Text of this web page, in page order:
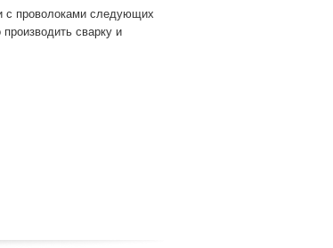
с проволоками следующих
сварку и